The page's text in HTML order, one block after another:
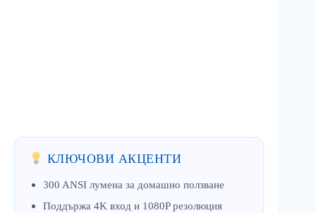
КЛЮЧОВИ АКЦЕНТИ
300 ANSI лумена за домашно ползване
Поддържа 4K вход и 1080P резолюция